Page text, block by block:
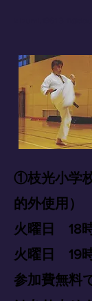
①枝光小学
的外使用）
火曜日 18
火曜日 19
参加費無料